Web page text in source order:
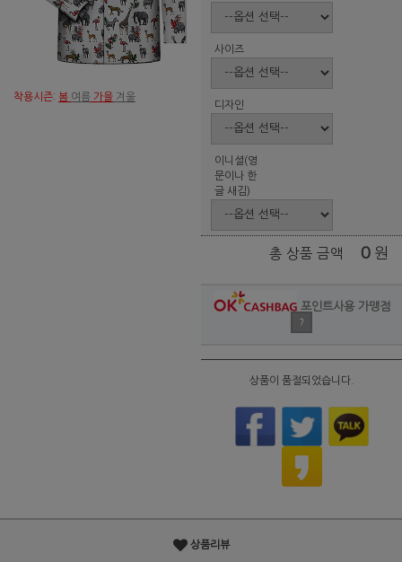
착용시즌: 봄 여름 가을 겨울
사이즈
디자인
이니셜(영
문이나 한
글 새김)
총 상품 금액 0 원
포인트사용 가맹점
?
상품이 품절되었습니다.
상품리뷰